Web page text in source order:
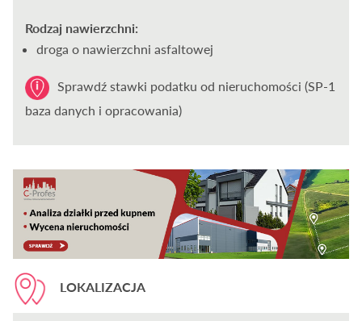
Rodzaj nawierzchni:
droga o nawierzchni asfaltowej
Sprawdź stawki podatku od nieruchomości (SP-1
baza danych i opracowania)
LOKALIZACJA